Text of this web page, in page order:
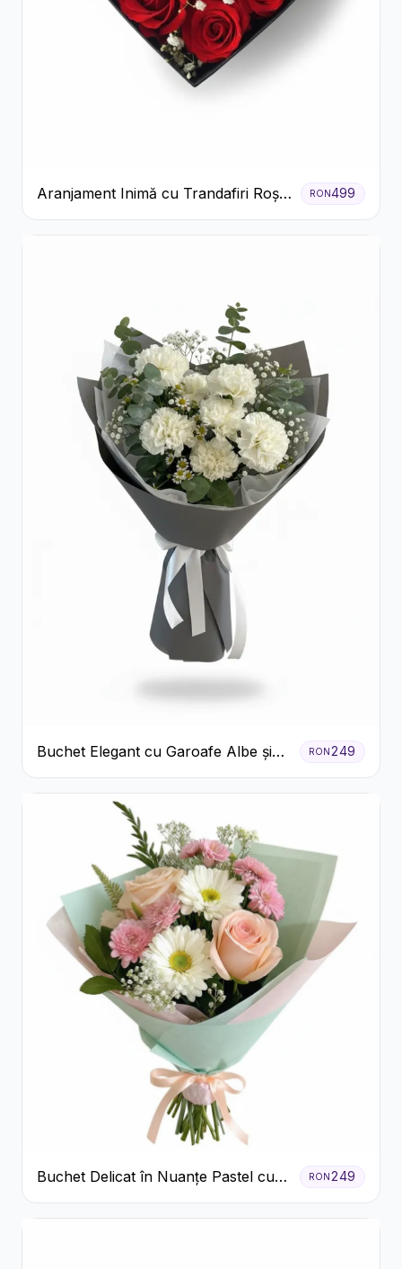
Aranjament Inimă cu Trandafiri Roșii
și Floarea Miresei
RON499
Buchet Elegant cu Garoafe Albe și
Eucalipt
RON249
Buchet Delicat în Nuanțe Pastel cu
Trandafiri și Crizanteme Roz
RON249